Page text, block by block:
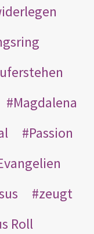
Magdalena
Passion
zeugt
Roll